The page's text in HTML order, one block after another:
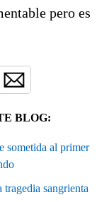
pero es
BLOG:
sometida al primer
sangrienta